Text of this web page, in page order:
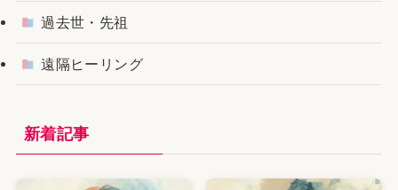
過去世・先祖
遠隔ヒーリング
新着記事